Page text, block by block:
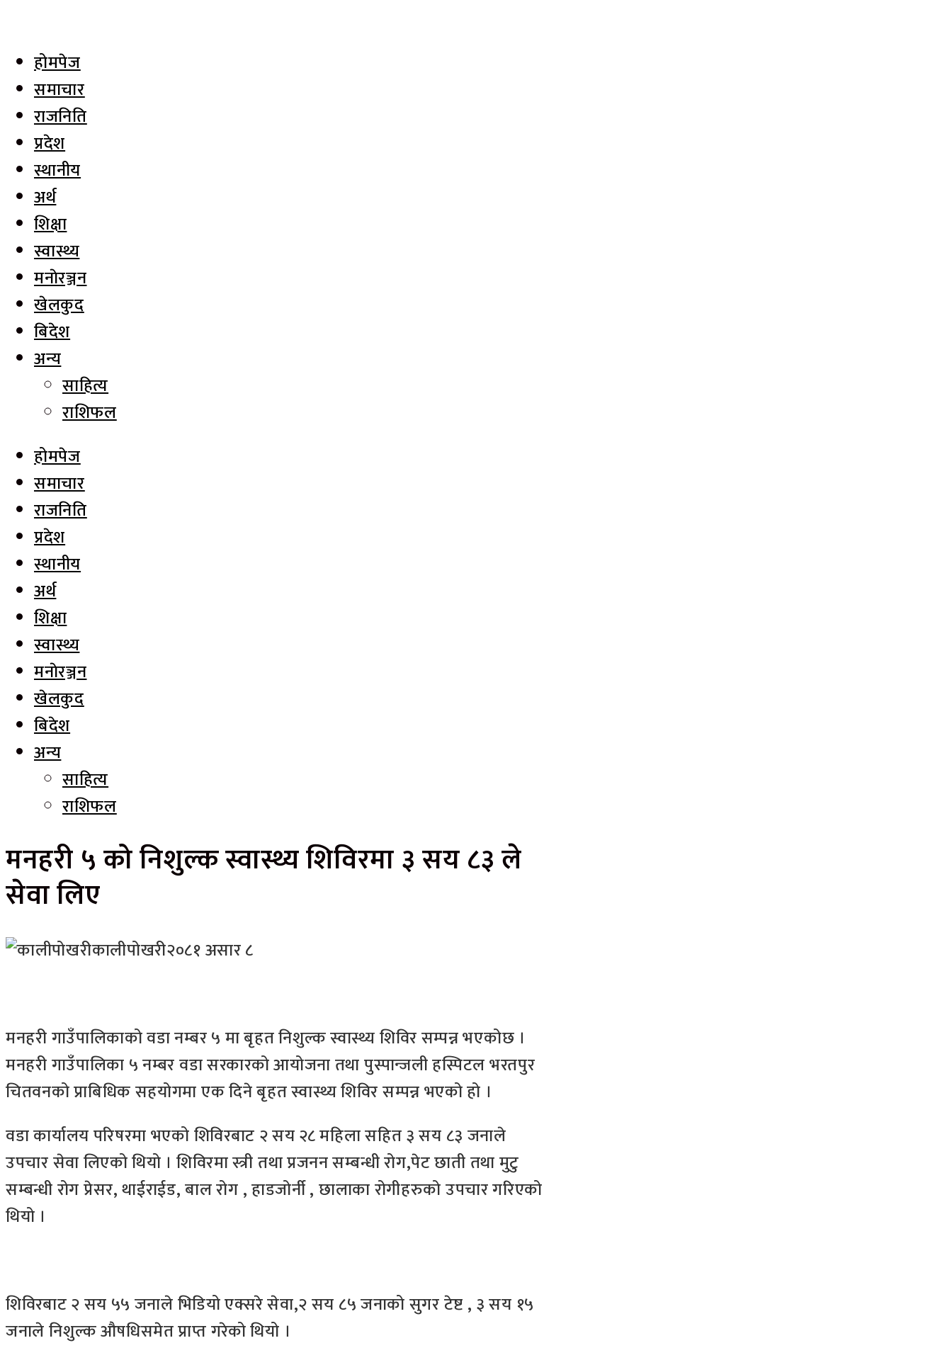
होमपेज
समाचार
राजनिति
प्रदेश
स्थानीय
अर्थ
शिक्षा
स्वास्थ्य
मनाेरञ्जन
खेलकुद
बिदेश
अन्य
साहित्य
राशिफल
होमपेज
समाचार
राजनिति
प्रदेश
स्थानीय
अर्थ
शिक्षा
स्वास्थ्य
मनाेरञ्जन
खेलकुद
बिदेश
अन्य
साहित्य
राशिफल
मनहरी ५ को निशुल्क स्वास्थ्य शिविरमा ३ सय ८३ ले
सेवा लिए
कालीपोखरी२०८१ असार ८
मनहरी गाउँपालिकाको वडा नम्बर ५ मा बृहत निशुल्क स्वास्थ्य शिविर सम्पन्न भएकोछ ।
मनहरी गाउँपालिका ५ नम्बर वडा सरकारको आयोजना तथा पुस्पान्जली हस्पिटल भरतपुर
चितवनको प्राबिधिक सहयोगमा एक दिने बृहत स्वास्थ्य शिविर सम्पन्न भएको हो ।
वडा कार्यालय परिषरमा भएको शिविरबाट २ सय २८ महिला सहित ३ सय ८३ जनाले
उपचार सेवा लिएको थियो । शिविरमा स्त्री तथा प्रजनन सम्बन्धी रोग,पेट छाती तथा मुटु
सम्बन्धी रोग प्रेसर, थाईराईड, बाल रोग , हाडजोर्नी , छालाका रोगीहरुको उपचार गरिएको
थियो ।
शिविरबाट २ सय ५५ जनाले भिडियो एक्सरे सेवा,२ सय ८५ जनाको सुगर टेष्ट , ३ सय १५
जनाले निशुल्क औषधिसमेत प्राप्त गरेको थियो ।